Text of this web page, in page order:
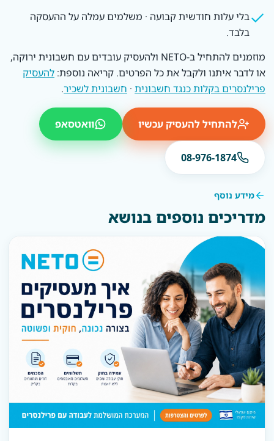
בלי עלות חודשית קבועה · משלמים עמלה על ההעסקה
בלבד.
מוזמנים להתחיל ב-NETO ולהעסיק עובדים עם חשבונית ירוקה,
או לדבר איתנו ולקבל את כל הפרטים. קריאה נוספת: להעסיק
פרילנסרים בקלות כנגד חשבונית · חשבונית לשכיר.
להתחיל להעסיק עכשיו וואטסאפ
08-976-1874
מידע נוסף
מדריכים נוספים בנושא